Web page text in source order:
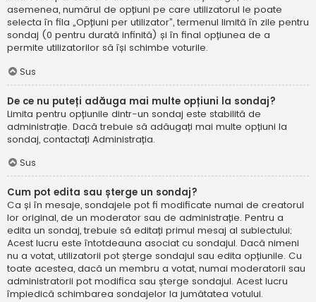
asemenea, numărul de opțiuni pe care utilizatorul le poate
selecta în fila „Opțiuni per utilizator”, termenul limită în zile pentru
sondaj (0 pentru durată infinită) și în final opțiunea de a
permite utilizatorilor să își schimbe voturile.
Sus
De ce nu puteți adăuga mai multe opțiuni la sondaj?
Limita pentru opțiunile dintr-un sondaj este stabilită de
administrație. Dacă trebuie să adăugați mai multe opțiuni la
sondaj, contactați Administrația.
Sus
Cum pot edita sau șterge un sondaj?
Ca și în mesaje, sondajele pot fi modificate numai de creatorul
lor original, de un moderator sau de administrație. Pentru a
edita un sondaj, trebuie să editați primul mesaj al subiectului;
Acest lucru este întotdeauna asociat cu sondajul. Dacă nimeni
nu a votat, utilizatorii pot șterge sondajul sau edita opțiunile. Cu
toate acestea, dacă un membru a votat, numai moderatorii sau
administratorii pot modifica sau șterge sondajul. Acest lucru
împiedică schimbarea sondajelor la jumătatea votului.